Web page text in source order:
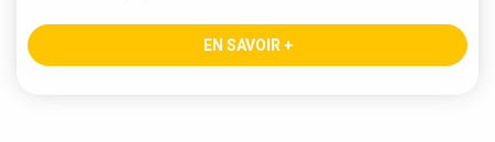
EN SAVOIR +